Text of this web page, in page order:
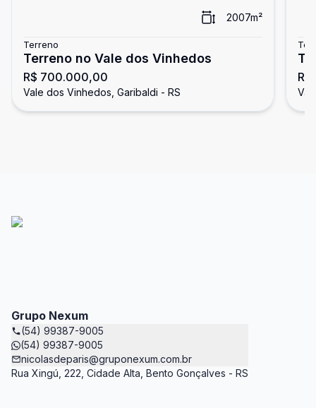
2007m²
Terreno
Terreno no Vale dos Vinhedos
R$ 700.000,00
Vale dos Vinhedos, Garibaldi - RS
Grupo Nexum
(54) 99387-9005
(54) 99387-9005
nicolasdeparis@gruponexum.com.br
Rua Xingú, 222, Cidade Alta, Bento Gonçalves - RS